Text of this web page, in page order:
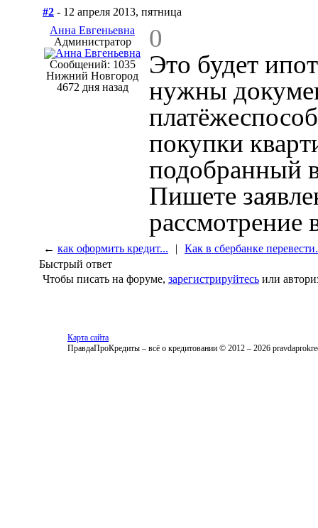
#2 - 12 апреля 2013, пятница
Анна Евгеньевна
Администратор
Сообщений: 1035
Нижний Новгород
4672 дня назад
0
Это будет
нужны
покупки
подобранный
Пишете
рассмотрение
← как оформить кредит... |
Как в сбербанке
Быстрый ответ
Чтобы писать на форуме, зарегистрируйтесь или
Карта сайта
ПравдаПроКредиты – всё о кредитовании © 2012 – 2026